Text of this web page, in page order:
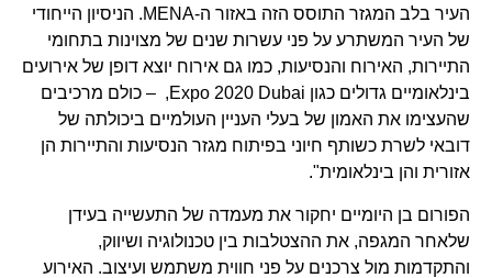
העיר בלב המגזר התוסס הזה באזור ה-MENA. הניסיון הייחודי
של העיר המשתרע על פני עשרות שנים של מצוינות בתחומי
התיירות, האירוח והנסיעות, כמו גם אירוח יוצא דופן של אירועים
בינלאומיים גדולים כגון Expo 2020 Dubai, – כולם מרכיבים
שהעצימו את האמון של בעלי העניין העולמיים ביכולתה של
דובאי לשרת כשותף חיוני בפיתוח מגזר הנסיעות והתיירות הן
אזורית והן בינלאומית".
הפורום בן היומיים יחקור את מעמדה של התעשייה בעידן
שלאחר המגפה, את ההצטלבות בין טכנולוגיה ושיווק,
והתקדמות מול צרכנים על פני חווית משתמש ועיצוב. האירוע